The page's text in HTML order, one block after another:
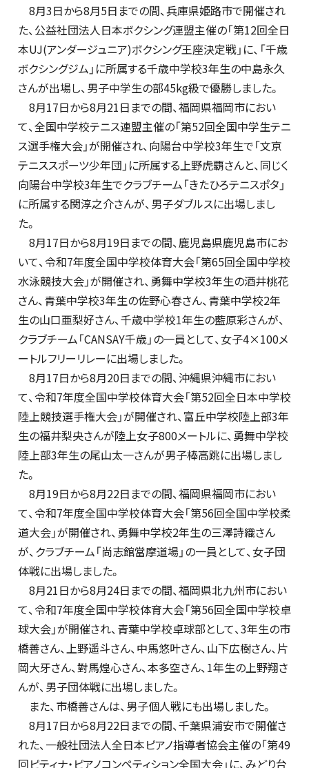
8月3日から8月5日までの間、兵庫県姫路市で開催され
た、公益社団法人日本ボクシング連盟主催の「第12回全日
本UJ(アンダージュニア)ボクシング王座決定戦」に、「千歳
ボクシングジム」に所属する千歳中学校3年生の中島永久
さんが出場し、男子中学生の部45kg級で優勝しました。
8月17日から8月21日までの間、福岡県福岡市におい
て、全国中学校テニス連盟主催の「第52回全国中学生テニ
ス選手権大会」が開催され、向陽台中学校3年生で「文京
テニススポーツ少年団」に所属する上野虎覇さんと、同じく
向陽台中学校3年生でクラブチーム「きたひろテニスポタ」
に所属する関淳之介さんが、男子ダブルスに出場しまし
た。
8月17日から8月19日までの間、鹿児島県鹿児島市にお
いて、令和7年度全国中学校体育大会「第65回全国中学校
水泳競技大会」が開催され、勇舞中学校3年生の酒井桃花
さん、青葉中学校3年生の佐野心春さん、青葉中学校2年
生の山口亜梨好さん、千歳中学校1年生の藍原彩さんが、
クラブチーム「CANSAY千歳」の一員として、女子4×100メ
ートルフリーリレーに出場しました。
8月17日から8月20日までの間、沖縄県沖縄市におい
て、令和7年度全国中学校体育大会「第52回全日本中学校
陸上競技選手権大会」が開催され、富丘中学校陸上部3年
生の福井梨央さんが陸上女子800メートルに、勇舞中学校
陸上部3年生の尾山太一さんが男子棒高跳に出場しまし
た。
8月19日から8月22日までの間、福岡県福岡市におい
て、令和7年度全国中学校体育大会「第56回全国中学校柔
道大会」が開催され、勇舞中学校2年生の三澤詩織さん
が、クラブチーム「尚志館當摩道場」の一員として、女子団
体戦に出場しました。
8月21日から8月24日までの間、福岡県北九州市におい
て、令和7年度全国中学校体育大会「第56回全国中学校卓
球大会」が開催され、青葉中学校卓球部として、3年生の市
橋善さん、上野遥斗さん、中馬悠叶さん、山下広樹さん、片
岡大牙さん、對馬煌心さん、本多空さん、1年生の上野翔さ
んが、男子団体戦に出場しました。
また、市橋善さんは、男子個人戦にも出場しました。
8月17日から8月22日までの間、千葉県浦安市で開催さ
れた、一般社団法人全日本ピアノ指導者協会主催の「第49
回ピティナ・ピアノコンペティション全国大会」に、みどり台